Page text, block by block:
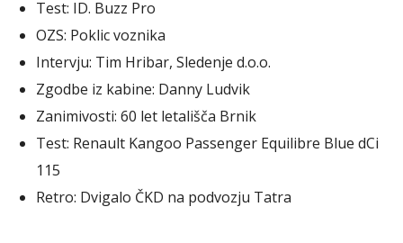
Test: ID. Buzz Pro
OZS: Poklic voznika
Intervju: Tim Hribar, Sledenje d.o.o.
Zgodbe iz kabine: Danny Ludvik
Zanimivosti: 60 let letališča Brnik
Test: Renault Kangoo Passenger Equilibre Blue dCi
115
Retro: Dvigalo ČKD na podvozju Tatra